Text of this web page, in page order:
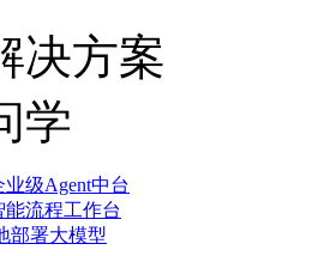
决方案
学
级Agent中台
流程工作台
部署大模型